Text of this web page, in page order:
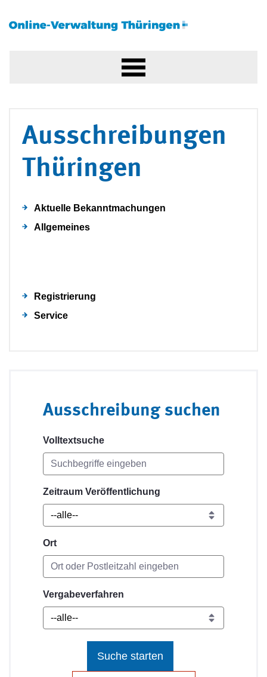
Ausschreibungen
Thüringen
Aktuelle Bekanntmachungen
Allgemeines
Registrierung
Service
Ausschreibung suchen
Volltextsuche
Zeitraum Veröffentlichung
Ort
Vergabeverfahren
Suche starten